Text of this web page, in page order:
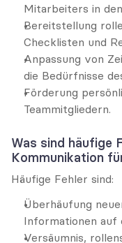
Mitarbeiters in
Bereitstellung
Checklisten und
Anpassung von
die Bedürfnisse
Förderung
Teammitgliedern.
Was sind häufige
Kommunikation
Häufige Fehler sind:
Überhäufung
Informationen auf
Versäumnis,